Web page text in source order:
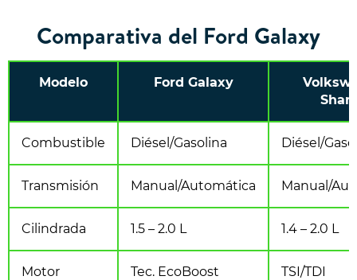
Comparativa del Ford Galaxy
Modelo Ford Galaxy
Combustible Diésel/Gasolina Diésel/
Transmisión Manual/Automática Manual/
Cilindrada 1.5 – 2.0 L 1.4 – 2.0 L
Motor Tec. EcoBoost TSI/TDI